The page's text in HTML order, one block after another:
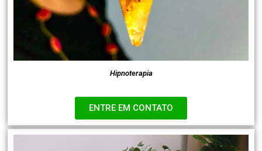
Hipnoterapia
ENTRE EM CONTATO